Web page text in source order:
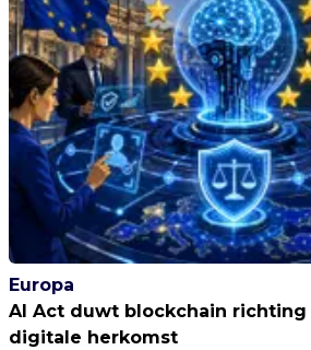
Europa
AI Act duwt blockchain
digitale herkomst